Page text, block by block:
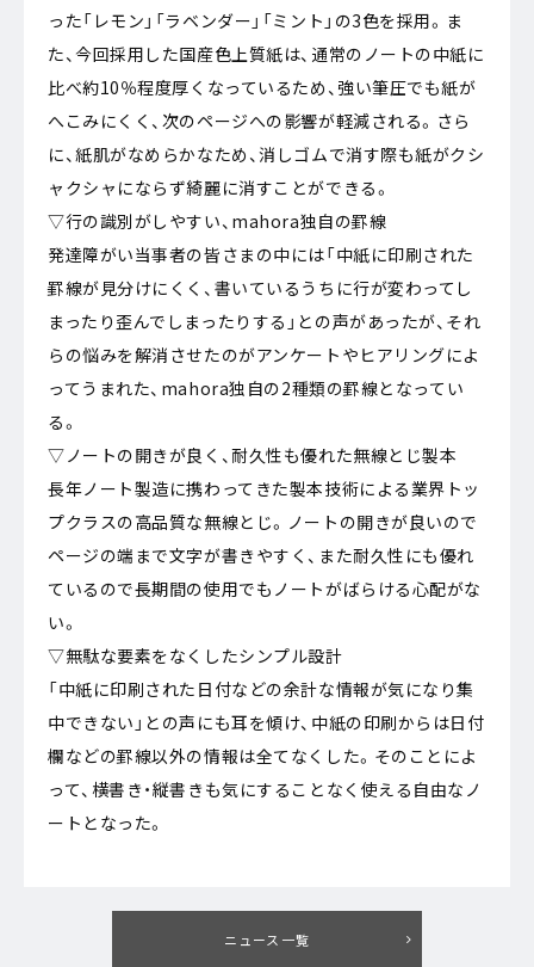
った「レモン」「ラベンダー」「ミント」の3色を採用。ま
た、今回採用した国産色上質紙は、通常のノートの中紙に
比べ約10％程度厚くなっているため、強い筆圧でも紙が
へこみにくく、次のページへの影響が軽減される。さら
に、紙肌がなめらかなため、消しゴムで消す際も紙がクシ
ャクシャにならず綺麗に消すことができる。
▽行の識別がしやすい、mahora独自の罫線
発達障がい当事者の皆さまの中には「中紙に印刷された
罫線が見分けにくく、書いているうちに行が変わってし
まったり歪んでしまったりする」との声があったが、それ
らの悩みを解消させたのがアンケートやヒアリングによ
ってうまれた、mahora独自の2種類の罫線となってい
る。
▽ノートの開きが良く、耐久性も優れた無線とじ製本
長年ノート製造に携わってきた製本技術による業界トッ
プクラスの高品質な無線とじ。ノートの開きが良いので
ページの端まで文字が書きやすく、また耐久性にも優れ
ているので長期間の使用でもノートがばらける心配がな
い。
▽無駄な要素をなくしたシンプル設計
「中紙に印刷された日付などの余計な情報が気になり集
中できない」との声にも耳を傾け、中紙の印刷からは日付
欄などの罫線以外の情報は全てなくした。そのことによ
って、横書き・縦書きも気にすることなく使える自由なノ
ートとなった。
ニュース一覧